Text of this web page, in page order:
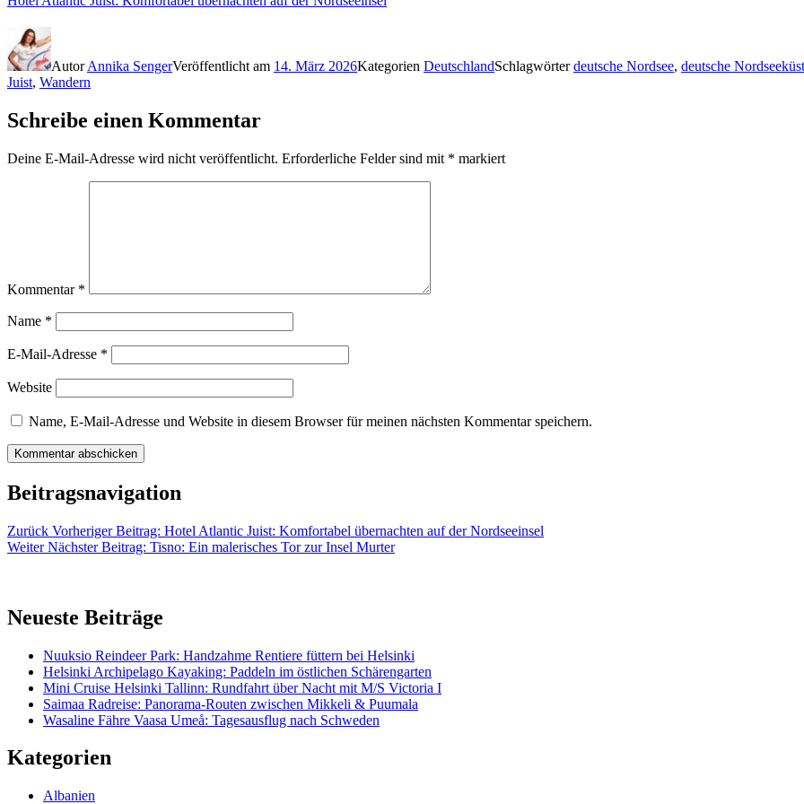
AutorAnnika SengerVeröffentlicht am 14. März 2026Kategorien DeutschlandSchlagwörterdeutsche Nordsee, deutsche
Juist, Wandern
Schreibe einen Kommentar
Deine E-Mail-Adresse wird nicht veröffentlicht. Erforderliche Felder sind mit * markiert
Kommentar *
Name *
E-Mail-Adresse *
Website
Name, E-Mail-Adresse und Website in diesem Browser für meinen nächsten Kommentar speichern.
Beitragsnavigation
Zurück Vorheriger Beitrag: Hotel Atlantic Juist: Komfortabel übernachten auf der Nordseeinsel
Weiter Nächster Beitrag: Tisno: Ein malerisches Tor zur Insel Murter
Neueste Beiträge
Nuuksio Reindeer Park: Handzahme Rentiere füttern bei Helsinki
Helsinki Archipelago Kayaking: Paddeln im östlichen Schärengarten
Mini Cruise Helsinki Tallinn: Rundfahrt über Nacht mit M/S Victoria I
Saimaa Radreise: Panorama-Routen zwischen Mikkeli & Puumala
Wasaline Fähre Vaasa Umeå: Tagesausflug nach Schweden
Kategorien
Albanien